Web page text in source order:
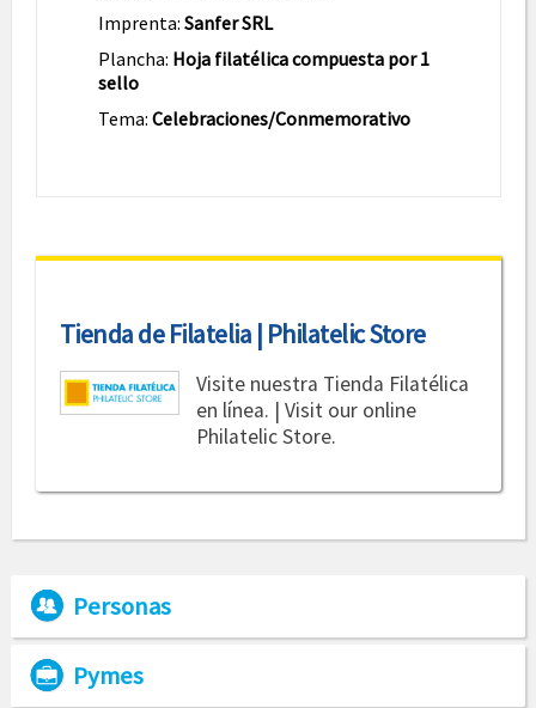
Imprenta: Sanfer SRL
Plancha: Hoja filatélica compuesta por 1
sello
Tema: Celebraciones/Conmemorativo
Tienda de Filatelia | Philatelic Store
Visite nuestra Tienda Filatélica
en línea. | Visit our online
Philatelic Store.
Personas
Pymes